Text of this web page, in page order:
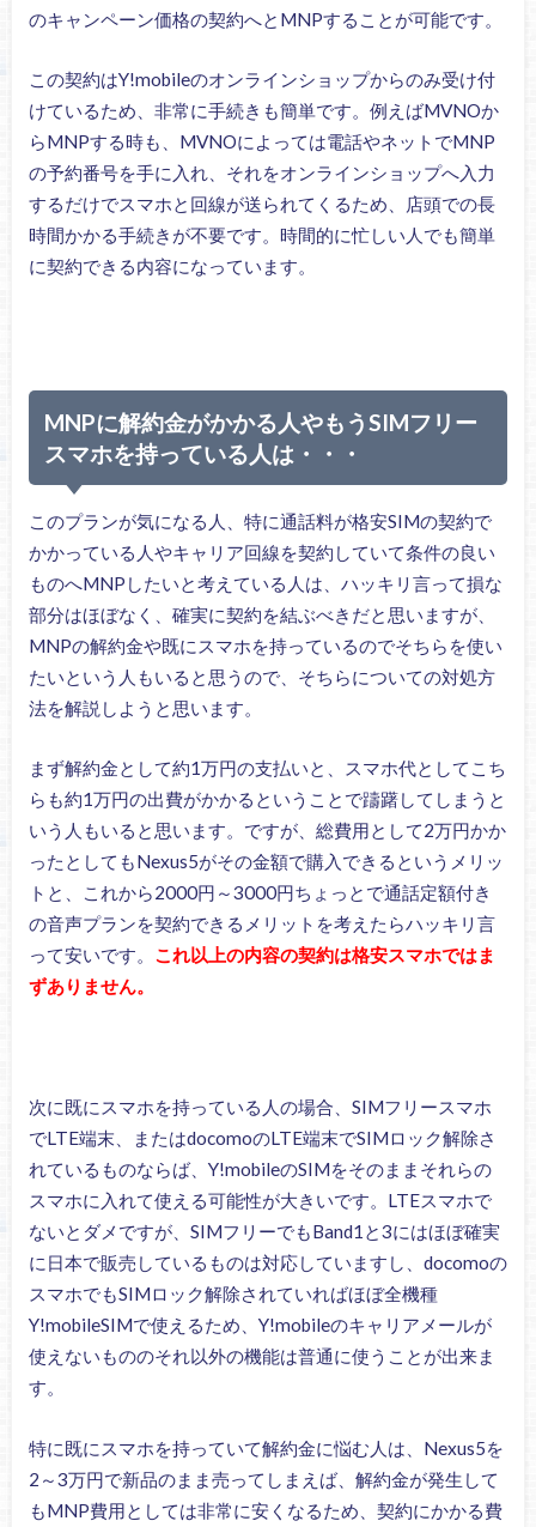
のキャンペーン価格の契約へとMNPすることが可能です。
この契約はY!mobileのオンラインショップからのみ受け付
けているため、非常に手続きも簡単です。例えばMVNOか
らMNPする時も、MVNOによっては電話やネットでMNP
の予約番号を手に入れ、それをオンラインショップへ入力
するだけでスマホと回線が送られてくるため、店頭での長
時間かかる手続きが不要です。時間的に忙しい人でも簡単
に契約できる内容になっています。
MNPに解約金がかかる人やもうSIMフリー
スマホを持っている人は・・・
このプランが気になる人、特に通話料が格安SIMの契約で
かかっている人やキャリア回線を契約していて条件の良い
ものへMNPしたいと考えている人は、ハッキリ言って損な
部分はほぼなく、確実に契約を結ぶべきだと思いますが、
MNPの解約金や既にスマホを持っているのでそちらを使い
たいという人もいると思うので、そちらについての対処方
法を解説しようと思います。
まず解約金として約1万円の支払いと、スマホ代としてこち
らも約1万円の出費がかかるということで躊躇してしまうと
いう人もいると思います。ですが、総費用として2万円かか
ったとしてもNexus5がその金額で購入できるというメリッ
トと、これから2000円～3000円ちょっとで通話定額付き
の音声プランを契約できるメリットを考えたらハッキリ言
って安いです。 これ以上の内容の契約は格安スマホではま
ずありません。
次に既にスマホを持っている人の場合、SIMフリースマホ
でLTE端末、またはdocomoのLTE端末でSIMロック解除さ
れているものならば、Y!mobileのSIMをそのままそれらの
スマホに入れて使える可能性が大きいです。LTEスマホで
ないとダメですが、SIMフリーでもBand1と3にはほぼ確実
に日本で販売しているものは対応していますし、docomoの
スマホでもSIMロック解除されていればほぼ全機種
Y!mobileSIMで使えるため、Y!mobileのキャリアメールが
使えないもののそれ以外の機能は普通に使うことが出来ま
す。
特に既にスマホを持っていて解約金に悩む人は、Nexus5を
2～3万円で新品のまま売ってしまえば、解約金が発生して
もMNP費用としては非常に安くなるため、契約にかかる費